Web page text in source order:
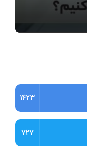
1423
727